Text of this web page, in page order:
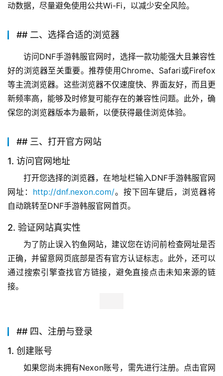
动数据，尽量避免使用公共Wi-Fi，以减少安全风险。
## 二、选择合适的浏览器
访问DNF手游韩服官网时，选择一款功能强大且兼容性
好的浏览器至关重要。推荐使用Chrome、Safari或Firefox
等主流浏览器。这些浏览器不仅速度快、界面友好，而且更
新频率高，能够及时修复可能存在的兼容性问题。此外，确
保您的浏览器版本为最新，以便获得最佳浏览体验。
## 三、打开官方网站
1. 访问官网地址
打开您选择的浏览器，在地址栏输入DNF手游韩服官网
网址： http://dnf.nexon.com/。按下回车键后，浏览器将
自动跳转至DNF手游韩服官网首页。
2. 验证网站真实性
为了防止误入钓鱼网站，建议您在访问前检查网址是否
正确，并留意网页底部是否有官方认证标志。此外，还可以
通过搜索引擎查找官方链接，避免直接点击未知来源的链
接。
## 四、注册与登录
1. 创建账号
如果您尚未拥有Nexon账号，需先进行注册。点击官网